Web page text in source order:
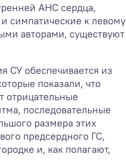
АНС сердца,
симпатические к левому
авторами, существуют
СУ обеспечивается из
показали, что
отрицательные
последовательные
размера этих
предсердного ГС,
и, как полагают,